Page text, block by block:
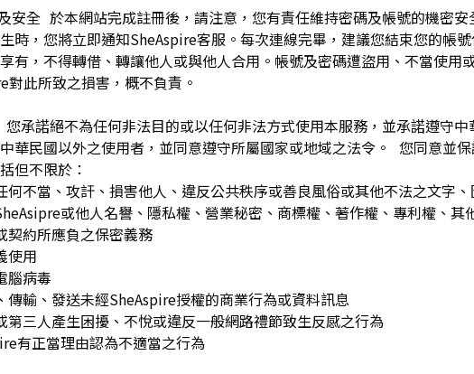
安全 於本網站完成註冊後，請注意，您有責任維持密碼及帳號的機密
時，您將立即通知SheAspire客服。每次連線完畢，建議您結束您的帳
有，不得轉借、轉讓他人或與他人合用。帳號及密碼遭盜用、不當使用
對此所致之損害，概不負責。
承諾絕不為任何非法目的或以任何非法方式使用本服務，並承諾遵守
華民國以外之使用者，並同意遵守所屬國家或地域之法令。 您同意並
但不限於：
何不當、攻訐、損害他人、違反公共秩序或善良風俗或其他不法之文字
或他人名譽、隱私權、營業秘密、商標權、著作權、專利權、
契約所應負之保密義務
使用
腦病毒
傳輸、發送未經SheAspire授權的商業行為或資料訊息
第三人產生困擾、不悅或違反一般網路禮節致生反感之行為
有正當理由認為不適當之行為